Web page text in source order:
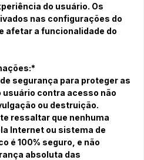
do usuário. Os
nas configurações do
afetar a funcionalidade do
segurança para proteger as
contra acesso não
ou destruição.
ressaltar que nenhuma
Internet ou sistema de
é 100% seguro, e não
absoluta das